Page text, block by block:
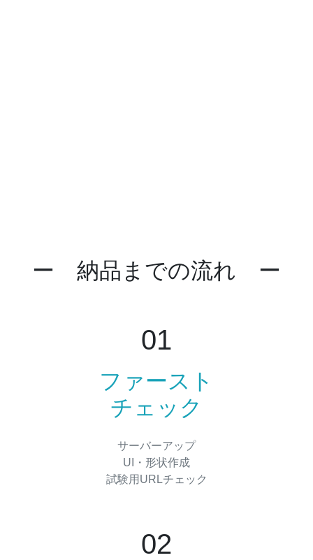
ー 納品までの流れ ー
01
ファースト
チェック
サーバーアップ
UI・形状作成
試験用URLチェック
02